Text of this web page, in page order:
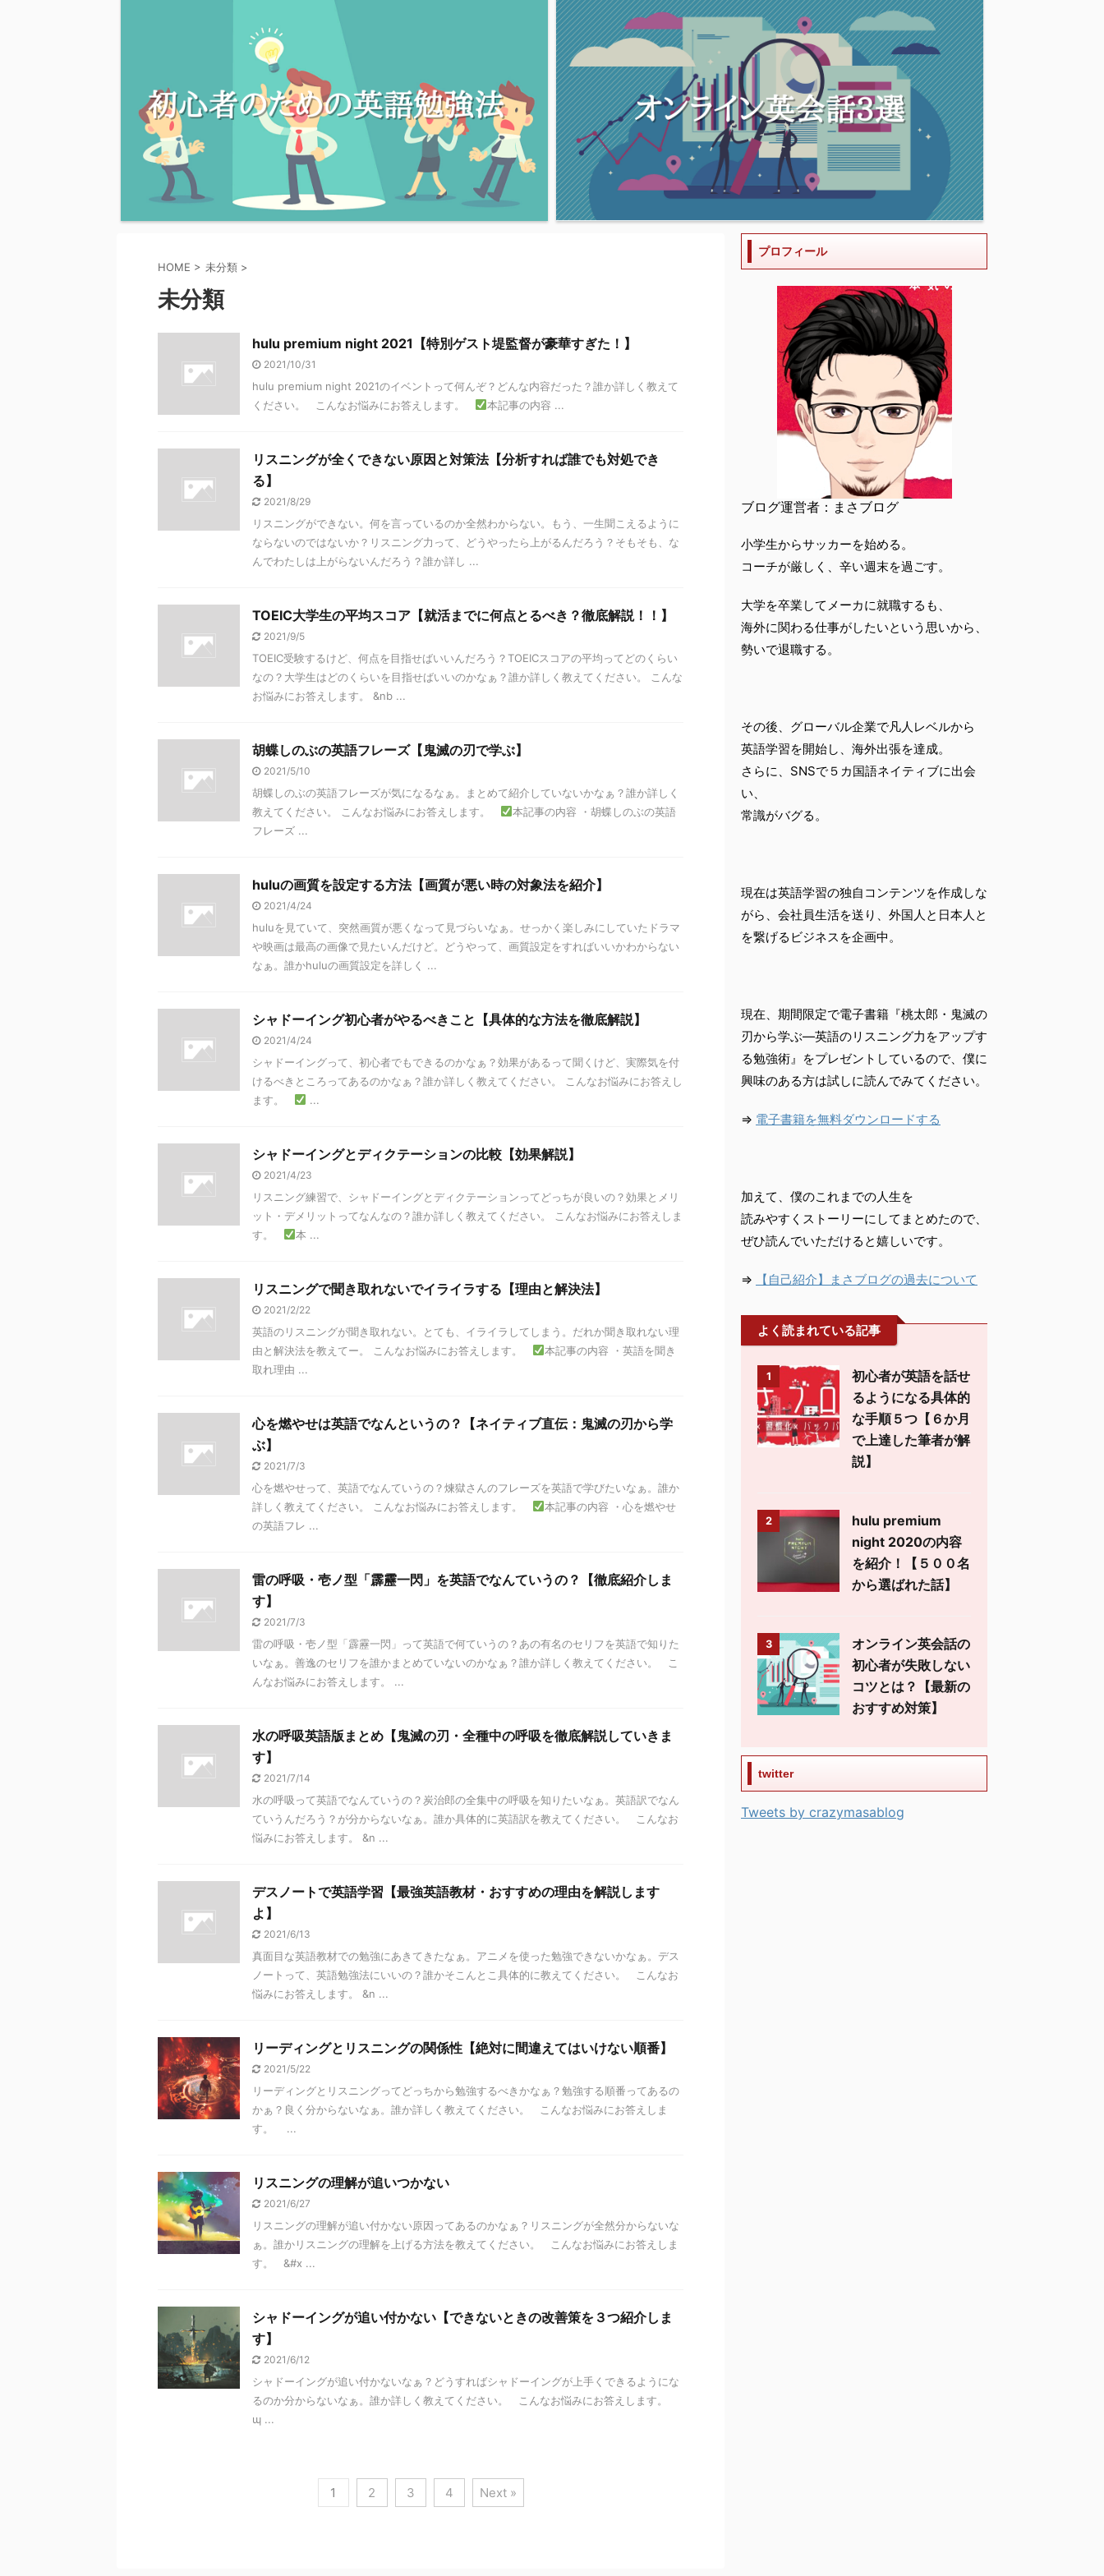
HOME > 未分類 >
未分類
hulu premium night 2021【特別ゲスト堤監督が豪華すぎた！】
2021/10/31
hulu premium night 2021のイベントって何んぞ？どんな内容だった？誰か詳しく教えて
ください。 こんなお悩みにお答えします。
本記事の内容 ...
リスニングが全くできない原因と対策法【分析すれば誰でも対処でき
る】
2021/8/29
リスニングができない。何を言っているのか全然わからない。もう、一生聞こえるように
ならないのではないか？リスニング力って、どうやったら上がるんだろう？そもそも、な
んでわたしは上がらないんだろう？誰か詳し ...
TOEIC大学生の平均スコア【就活までに何点とるべき？徹底解説！！】
2021/9/5
TOEIC受験するけど、何点を目指せばいいんだろう？TOEICスコアの平均ってどのくらい
なの？大学生はどのくらいを目指せばいいのかなぁ？誰か詳しく教えてください。 こんな
お悩みにお答えします。 &nb ...
胡蝶しのぶの英語フレーズ【鬼滅の刃で学ぶ】
2021/5/10
胡蝶しのぶの英語フレーズが気になるなぁ。まとめて紹介していないかなぁ？誰か詳しく
教えてください。 こんなお悩みにお答えします。
本記事の内容 ・胡蝶しのぶの英語
フレーズ ...
huluの画質を設定する方法【画質が悪い時の対象法を紹介】
2021/4/24
huluを見ていて、突然画質が悪くなって見づらいなぁ。せっかく楽しみにしていたドラマ
や映画は最高の画像で見たいんだけど。どうやって、画質設定をすればいいかわからない
なぁ。誰かhuluの画質設定を詳しく ...
シャドーイング初心者がやるべきこと【具体的な方法を徹底解説】
2021/4/24
シャドーイングって、初心者でもできるのかなぁ？効果があるって聞くけど、実際気を付
けるべきところってあるのかなぁ？誰か詳しく教えてください。 こんなお悩みにお答えし
ます。
...
シャドーイングとディクテーションの比較【効果解説】
2021/4/23
リスニング練習で、シャドーイングとディクテーションってどっちが良いの？効果とメリ
ット・デメリットってなんなの？誰か詳しく教えてください。 こんなお悩みにお答えしま
す。
本 ...
リスニングで聞き取れないでイライラする【理由と解決法】
2021/2/22
英語のリスニングが聞き取れない。とても、イライラしてしまう。だれか聞き取れない理
由と解決法を教えてー。 こんなお悩みにお答えします。
本記事の内容 ・英語を聞き
取れ理由 ...
心を燃やせは英語でなんというの？【ネイティブ直伝：鬼滅の刃から学
ぶ】
2021/7/3
心を燃やせって、英語でなんていうの？煉獄さんのフレーズを英語で学びたいなぁ。誰か
詳しく教えてください。 こんなお悩みにお答えします。
本記事の内容 ・心を燃やせ
の英語フレ ...
雷の呼吸・壱ノ型「霹靂一閃」を英語でなんていうの？【徹底紹介しま
す】
2021/7/3
雷の呼吸・壱ノ型「霹靂一閃」って英語で何ていうの？あの有名のセリフを英語で知りた
いなぁ。善逸のセリフを誰かまとめていないのかなぁ？誰か詳しく教えてください。 こ
んなお悩みにお答えします。 ...
水の呼吸英語版まとめ【鬼滅の刃・全種中の呼吸を徹底解説していきま
す】
2021/7/14
水の呼吸って英語でなんていうの？炭治郎の全集中の呼吸を知りたいなぁ。英語訳でなん
ていうんだろう？が分からないなぁ。誰か具体的に英語訳を教えてください。 こんなお
悩みにお答えします。 &n ...
デスノートで英語学習【最強英語教材・おすすめの理由を解説します
よ】
2021/6/13
真面目な英語教材での勉強にあきてきたなぁ。アニメを使った勉強できないかなぁ。デス
ノートって、英語勉強法にいいの？誰かそこんとこ具体的に教えてください。 こんなお
悩みにお答えします。 &n ...
リーディングとリスニングの関係性【絶対に間違えてはいけない順番】
2021/5/22
リーディングとリスニングってどっちから勉強するべきかなぁ？勉強する順番ってあるの
かぁ？良く分からないなぁ。誰か詳しく教えてください。 こんなお悩みにお答えしま
す。  ...
リスニングの理解が追いつかない
2021/6/27
リスニングの理解が追い付かない原因ってあるのかなぁ？リスニングが全然分からないな
ぁ。誰かリスニングの理解を上げる方法を教えてください。 こんなお悩みにお答えしま
す。 &#x ...
シャドーイングが追い付かない【できないときの改善策を３つ紹介しま
す】
2021/6/12
シャドーイングが追い付かないなぁ？どうすればシャドーイングが上手くできるようにな
るのか分からないなぁ。誰か詳しく教えてください。 こんなお悩みにお答えします。
ɰ ...
1 2 3 4 Next »
プロフィール
ブログ運営者：まさブログ
小学生からサッカーを始める。
コーチが厳しく、辛い週末を過ごす。
大学を卒業してメーカに就職するも、
海外に関わる仕事がしたいという思いから、
勢いで退職する。
その後、グローバル企業で凡人レベルから
英語学習を開始し、海外出張を達成。
さらに、SNSで５カ国語ネイティブに出会
い、
常識がバグる。
現在は英語学習の独自コンテンツを作成しな
がら、会社員生活を送り、外国人と日本人と
を繋げるビジネスを企画中。
現在、期間限定で電子書籍『桃太郎・鬼滅の
刃から学ぶ―英語のリスニング力をアップす
る勉強術』をプレゼントしているので、僕に
興味のある方は試しに読んでみてください。
⇒ 電子書籍を無料ダウンロードする
加えて、僕のこれまでの人生を
読みやすくストーリーにしてまとめたので、
ぜひ読んでいただけると嬉しいです。
⇒ 【自己紹介】まさブログの過去について
よく読まれている記事
1
初心者が英語を話せ
るようになる具体的
な手順５つ【６か月
で上達した筆者が解
説】
2
hulu premium
night 2020の内容
を紹介！【５００名
から選ばれた話】
3
オンライン英会話の
初心者が失敗しない
コツとは？【最新の
おすすめ対策】
twitter
Tweets by crazymasablog